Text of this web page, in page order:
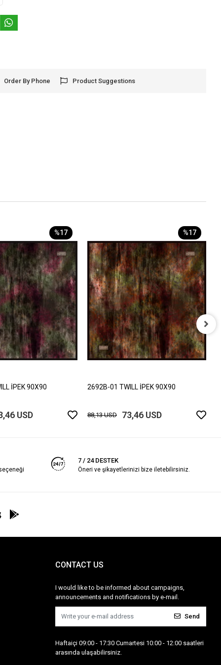
Order By Phone Product Suggestions
%17
İPEK 90X90
USD
%17
2692B-01 TWILL İPEK 90X90
88,13 USD 73,46 USD
7 / 24 DESTEK
Öneri ve şikayetlerinizi bize iletebilirsiniz.
CONTACT US
I would like to be informed about campaigns,
announcements and notifications by e-mail.
Send
Haftaiçi 09:00 - 17:30 Cumartesi 10:00 - 12:00 saatleri
arasında ulaşabilirsiniz.